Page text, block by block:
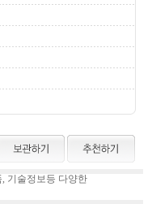
기술정보등 다양한